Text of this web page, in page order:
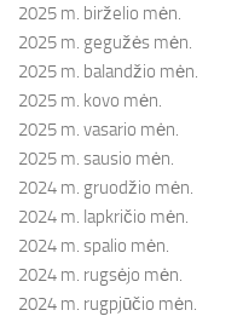
2025 m. birželio mėn.
2025 m. gegužės mėn.
2025 m. balandžio mėn.
2025 m. kovo mėn.
2025 m. vasario mėn.
2025 m. sausio mėn.
2024 m. gruodžio mėn.
2024 m. lapkričio mėn.
2024 m. spalio mėn.
2024 m. rugsėjo mėn.
2024 m. rugpjūčio mėn.